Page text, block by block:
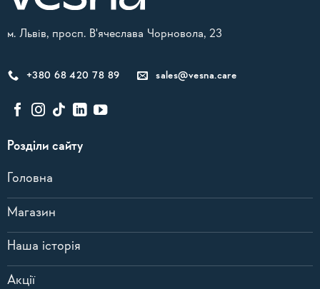
м. Львів, просп. В'ячеслава Чорновола, 23
+380 68 420 78 89 sales@vesna.care
Розділи сайту
Головна
Магазин
Наша історія
Акції